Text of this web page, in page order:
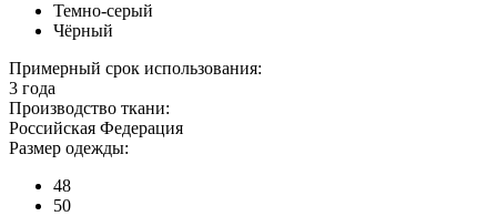
Темно-серый
Чёрный
Примерный срок использования:
3 года
Производство ткани:
Российская Федерация
Размер одежды:
48
50